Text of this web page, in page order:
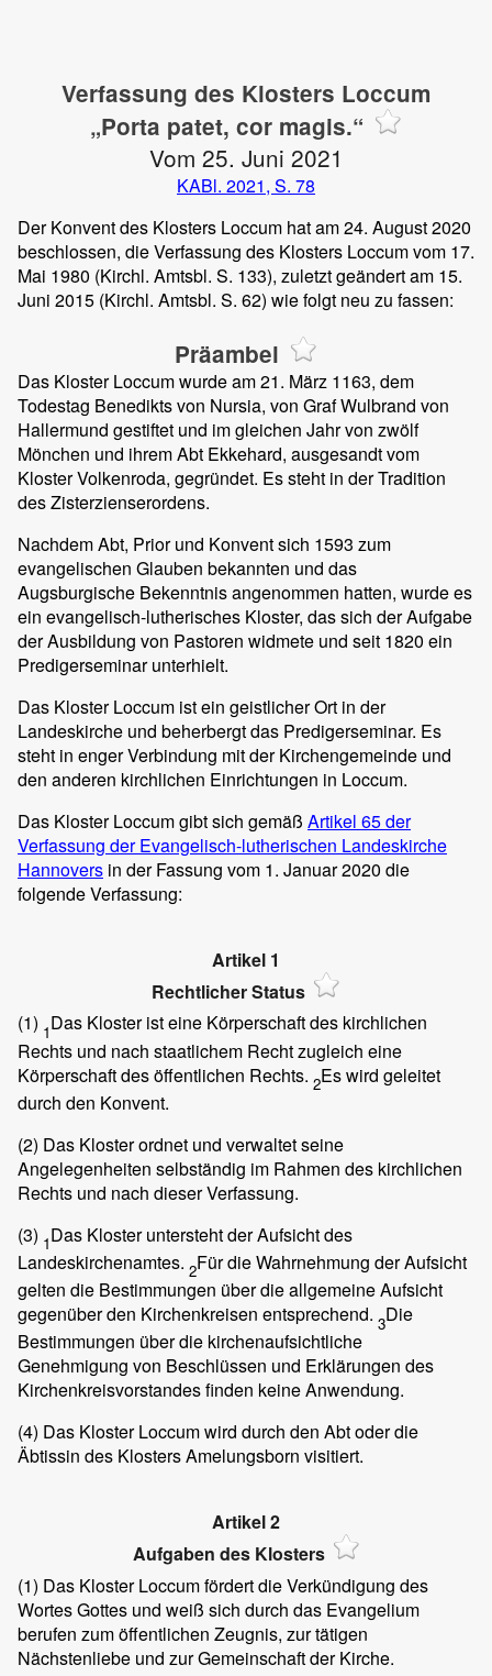
Verfassung des Klosters Loccum
„Porta patet, cor magis.“
Vom 25. Juni 2021
KABl. 2021, S. 78
Der Konvent des Klosters Loccum hat am 24. August 2020
beschlossen, die Verfassung des Klosters Loccum vom 17.
Mai 1980 (Kirchl. Amtsbl. S. 133), zuletzt geändert am 15.
Juni 2015 (Kirchl. Amtsbl. S. 62) wie folgt neu zu fassen:
Präambel
Das Kloster Loccum wurde am 21. März 1163, dem
Todestag Benedikts von Nursia, von Graf Wulbrand von
Hallermund gestiftet und im gleichen Jahr von zwölf
Mönchen und ihrem Abt Ekkehard, ausgesandt vom
Kloster Volkenroda, gegründet. Es steht in der Tradition
des Zisterzienserordens.
Nachdem Abt, Prior und Konvent sich 1593 zum
evangelischen Glauben bekannten und das
Augsburgische Bekenntnis angenommen hatten, wurde es
ein evangelisch-lutherisches Kloster, das sich der Aufgabe
der Ausbildung von Pastoren widmete und seit 1820 ein
Predigerseminar unterhielt.
Das Kloster Loccum ist ein geistlicher Ort in der
Landeskirche und beherbergt das Predigerseminar. Es
steht in enger Verbindung mit der Kirchengemeinde und
den anderen kirchlichen Einrichtungen in Loccum.
Das Kloster Loccum gibt sich gemäß Artikel 65 der
Verfassung der Evangelisch-lutherischen Landeskirche
Hannovers in der Fassung vom 1. Januar 2020 die
folgende Verfassung:
Artikel 1
Rechtlicher Status
(1) 1Das Kloster ist eine Körperschaft des kirchlichen
Rechts und nach staatlichem Recht zugleich eine
Körperschaft des öffentlichen Rechts. 2Es wird geleitet
durch den Konvent.
(2) Das Kloster ordnet und verwaltet seine
Angelegenheiten selbständig im Rahmen des kirchlichen
Rechts und nach dieser Verfassung.
(3) 1Das Kloster untersteht der Aufsicht des
Landeskirchenamtes. 2Für die Wahrnehmung der Aufsicht
gelten die Bestimmungen über die allgemeine Aufsicht
gegenüber den Kirchenkreisen entsprechend. 3Die
Bestimmungen über die kirchenaufsichtliche
Genehmigung von Beschlüssen und Erklärungen des
Kirchenkreisvorstandes finden keine Anwendung.
(4) Das Kloster Loccum wird durch den Abt oder die
Äbtissin des Klosters Amelungsborn visitiert.
Artikel 2
Aufgaben des Klosters
(1) Das Kloster Loccum fördert die Verkündigung des
Wortes Gottes und weiß sich durch das Evangelium
berufen zum öffentlichen Zeugnis, zur tätigen
Nächstenliebe und zur Gemeinschaft der Kirche.